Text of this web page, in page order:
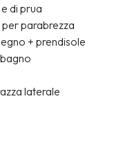
di prua
parabrezza
+ prendisole
laterale